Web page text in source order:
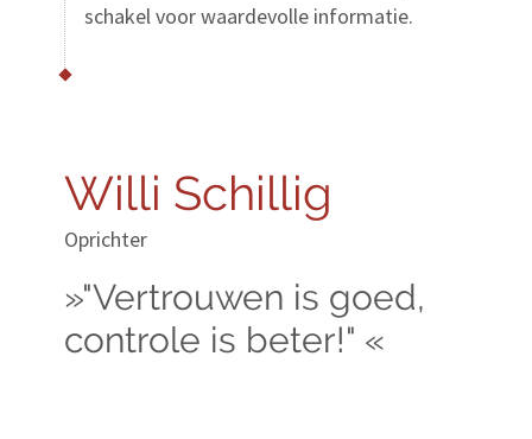
schakel voor waardevolle informatie.
Willi Schillig
Oprichter
»"Vertrouwen is goed,
controle is beter!" «